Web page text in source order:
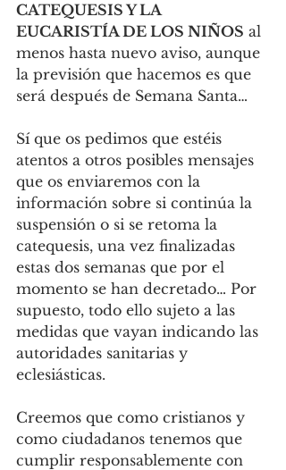
CATEQUESIS Y LA
EUCARISTÍA DE LOS NIÑOS al
menos hasta nuevo aviso, aunque
la previsión que hacemos es que
será después de Semana Santa…
Sí que os pedimos que estéis
atentos a otros posibles mensajes
que os enviaremos con la
información sobre si continúa la
suspensión o si se retoma la
catequesis, una vez finalizadas
estas dos semanas que por el
momento se han decretado… Por
supuesto, todo ello sujeto a las
medidas que vayan indicando las
autoridades sanitarias y
eclesiásticas.
Creemos que como cristianos y
como ciudadanos tenemos que
cumplir responsablemente con